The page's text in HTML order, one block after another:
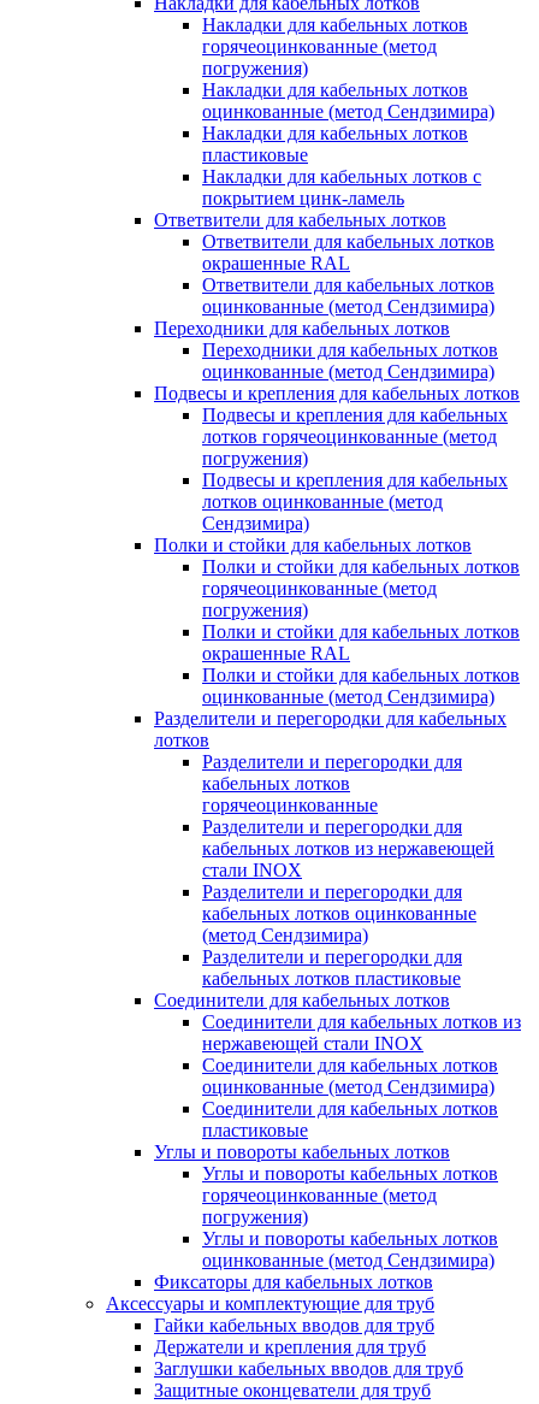
Накладки для кабельных лотков
горячеоцинкованные (метод
погружения)
Накладки для кабельных лотков
оцинкованные (метод Сендзимира)
Накладки для кабельных лотков
пластиковые
Накладки для кабельных лотков с
покрытием цинк-ламель
Ответвители для кабельных лотков
Ответвители для кабельных лотков
окрашенные RAL
Ответвители для кабельных лотков
оцинкованные (метод Сендзимира)
Переходники для кабельных лотков
Переходники для кабельных лотков
оцинкованные (метод Сендзимира)
Подвесы и крепления для кабельных лотков
Подвесы и крепления для кабельных
лотков горячеоцинкованные (метод
погружения)
Подвесы и крепления для кабельных
лотков оцинкованные (метод
Сендзимира)
Полки и стойки для кабельных лотков
Полки и стойки для кабельных лотков
горячеоцинкованные (метод
погружения)
Полки и стойки для кабельных лотков
окрашенные RAL
Полки и стойки для кабельных лотков
оцинкованные (метод Сендзимира)
Разделители и перегородки для кабельных
лотков
Разделители и перегородки для
кабельных лотков
горячеоцинкованные
Разделители и перегородки для
кабельных лотков из нержавеющей
стали INOX
Разделители и перегородки для
кабельных лотков оцинкованные
(метод Сендзимира)
Разделители и перегородки для
кабельных лотков пластиковые
Соединители для кабельных лотков
Соединители для кабельных лотков из
нержавеющей стали INOX
Соединители для кабельных лотков
оцинкованные (метод Сендзимира)
Соединители для кабельных лотков
пластиковые
Углы и повороты кабельных лотков
Углы и повороты кабельных лотков
горячеоцинкованные (метод
погружения)
Углы и повороты кабельных лотков
оцинкованные (метод Сендзимира)
Фиксаторы для кабельных лотков
Аксессуары и комплектующие для труб
Гайки кабельных вводов для труб
Держатели и крепления для труб
Заглушки кабельных вводов для труб
Защитные оконцеватели для труб